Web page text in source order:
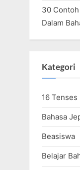
30
Dalam
Kategori
16
Bahasa
Beasiswa
Belajar